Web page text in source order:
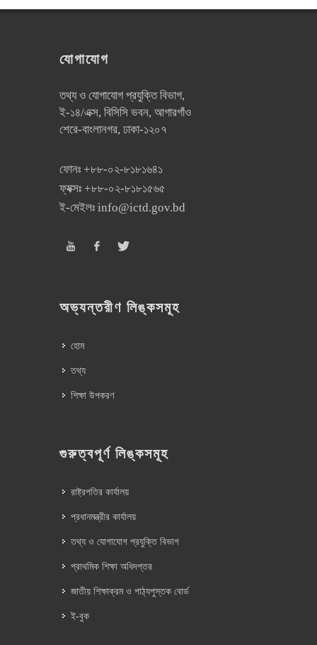
যোগাযোগ
তথ্য ও যোগাযোগ প্রযুক্তি বিভাগ,
ই-১৪/এক্স, বিসিসি ভবন, আগারগাঁও
শেরে-বাংলানগর, ঢাকা-১২০৭
ফোনঃ +৮৮-০২-৮১৮১৬৪১
ফ্যক্সঃ +৮৮-০২-৮১৮১৫৬৫
ই-মেইলঃ info@ictd.gov.bd
অভ্যন্তরীণ লিঙ্কসমূহ
হোম
তথ্য
শিক্ষা উপকরণ
গুরুত্বপূর্ণ লিঙ্কসমূহ
রাষ্ট্রপতির কার্যালয়
প্রধানমন্ত্রীর কার্যালয়
তথ্য ও যোগাযোগ প্রযুক্তি বিভাগ
প্রাথমিক শিক্ষা অধিদপ্তর
জাতীয় শিক্ষাক্রম ও পাঠ্যপুস্তক বোর্ড
ই-বুক